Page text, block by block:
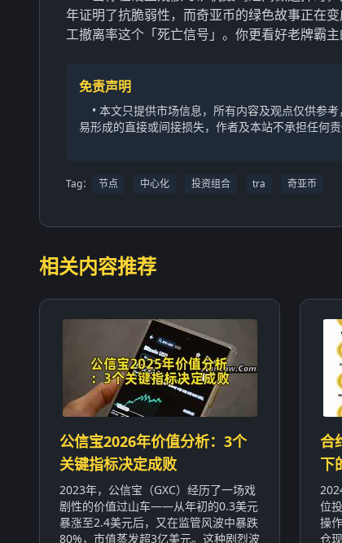
年证明了抗脆弱性，而奇亚币的绿色故事正在
工撤离率这个「死亡信号」。你更看好老牌霸
免责声明
• 本文只提供市场信息，所有内容及观点仅供参
易形成的直接或间接损失，作者及本站不承担任何责
Tag： 节点 中心化 投资组合 tra 奇亚币
相关内容推荐
公信宝2026年价值分析：3个
关键指标决定成败
2023年，公信宝（GXC）经历了一场戏
剧性的价值过山车——从年初的0.3美元
暴涨至2.4美元后，又在监管风波中暴跌
80%，市值蒸发超3亿美元。这种剧烈波
合
下
位
操
仓